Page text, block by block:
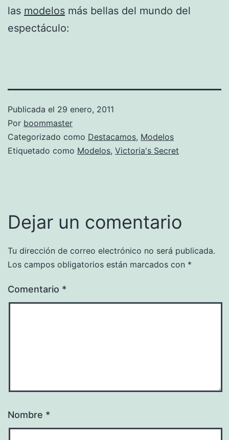
las modelos más bellas del mundo del
espectáculo:
Publicada el 29 enero, 2011
Por boommaster
Categorizado como Destacamos, Modelos
Etiquetado como Modelos, Victoria's Secret
Dejar un comentario
Tu dirección de correo electrónico no será publicada.
Los campos obligatorios están marcados con *
Comentario *
Nombre *